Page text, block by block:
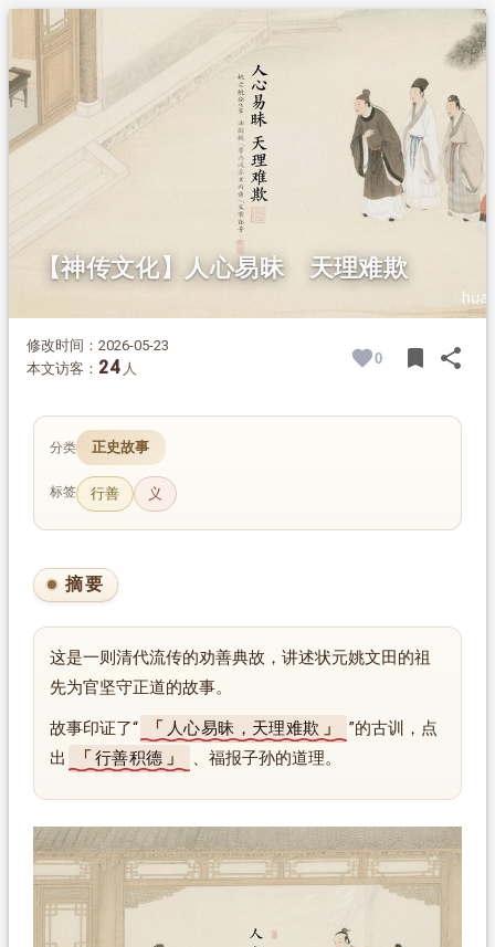
摘要
正文
2.1.
同乡梦中见榜文
2.2.祖先拒贿平冤案
福报延及子孙
【神传文化】人心易昧 天理难欺
修改时间：2026-05-23
本文访客： 24人
0 bookmark share
分类 正史故事
标签 行善 义
摘要
这是一则清代流传的劝善典故，讲述状元姚文田的祖
先为官坚守正道的故事。
故事印证了“ 人心易昧，天理难欺
”的古训，点
出
行善积德 、福报子孙的道理。